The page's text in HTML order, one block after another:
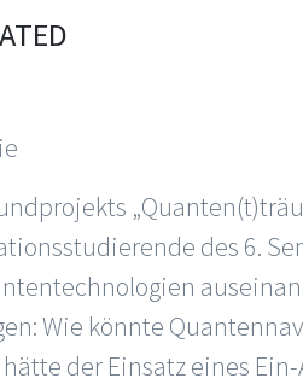
des 6.
Wie könnte
der Einsatz eines